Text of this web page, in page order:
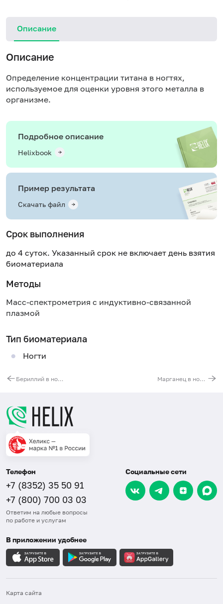
Описание
Описание
Определение концентрации титана в ногтях,
используемое для оценки уровня этого металла в
организме.
Подробное описание
Helixbook
Пример результата
Скачать файл
Срок выполнения
до 4 суток. Указанный срок не включает день взятия
биоматериала
Методы
Масс-спектрометрия с индуктивно-связанной
плазмой
Тип биоматериала
Ногти
Бериллий в ногтях Марганец в ногтях
Телефон
+7 (8352) 35 50 91
+7 (800) 700 03 03
Ответим на любые вопросы
по работе и услугам
Социальные сети
В приложении удобнее
Карта сайта